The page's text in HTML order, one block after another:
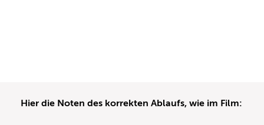
Hier die Noten des korrekten Ablaufs, wie im Film: